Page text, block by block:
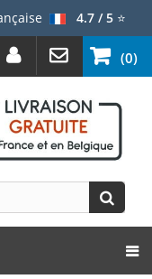
4.7 / 5⭐
(0)